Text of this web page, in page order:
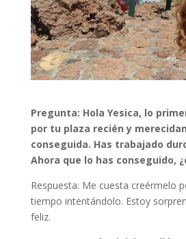
Pregunta: Hola Yesica, lo
por tu plaza recién y
conseguida. Has trabajado
Ahora que lo has conseguido,
Respuesta: Me cuesta creérmelo
tiempo intentándolo. Estoy
feliz.